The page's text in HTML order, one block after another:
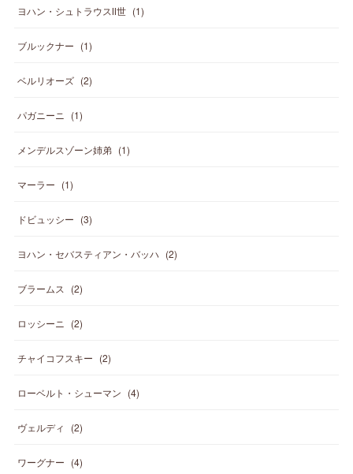
ヨハン・シュトラウスⅡ世 (1)
ブルックナー (1)
ベルリオーズ (2)
パガニーニ (1)
メンデルスゾーン姉弟 (1)
マーラー (1)
ドビュッシー (3)
ヨハン・セバスティアン・バッハ (2)
ブラームス (2)
ロッシーニ (2)
チャイコフスキー (2)
ローベルト・シューマン (4)
ヴェルディ (2)
ワーグナー (4)